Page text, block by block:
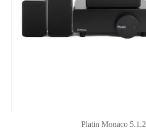
Platin Monaco 5.1.2